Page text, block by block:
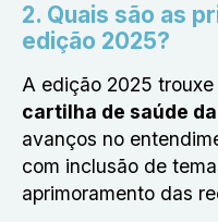
2. Quais são as
edição 2025?
A edição 2025
cartilha de saúde
avanços no
com inclusão de
aprimoramento das